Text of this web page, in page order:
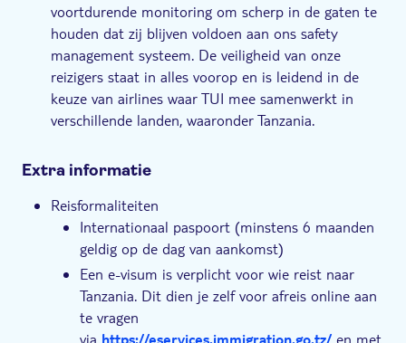
voortdurende monitoring om scherp in de gaten te
houden dat zij blijven voldoen aan ons safety
management systeem. De veiligheid van onze
reizigers staat in alles voorop en is leidend in de
keuze van airlines waar TUI mee samenwerkt in
verschillende landen, waaronder Tanzania.
Extra informatie
Reisformaliteiten
Internationaal paspoort (minstens 6 maanden
geldig op de dag van aankomst)
Een e-visum is verplicht voor wie reist naar
Tanzania. Dit dien je zelf voor afreis online aan
te vragen
via https://eservices.immigration.go.tz/ en met